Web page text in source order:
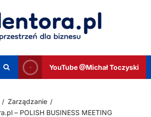
YouTube @Michał Toczyski
Zarządzanie
– POLISH BUSINESS MEETING